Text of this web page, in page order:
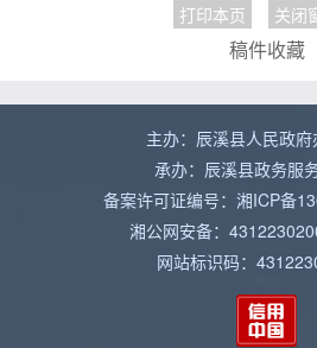
打印本页 关闭
稿件收藏
主办：辰溪县人民政府
承办：辰溪县政务服
备案许可证编号：湘ICP备
湘公网安备：
网站标识码：